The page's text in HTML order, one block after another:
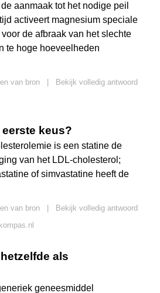
aanmaak tot het nodige peil
activeert magnesium speciale
de afbraak van het slechte
te hoge hoeveelheden
van bron
Bekijk volledig antwoord
keus?
is een statine de
van het LDL-cholesterol;
of simvastatine heeft de
van bron
Bekijk volledig antwoord
als
geneesmiddel